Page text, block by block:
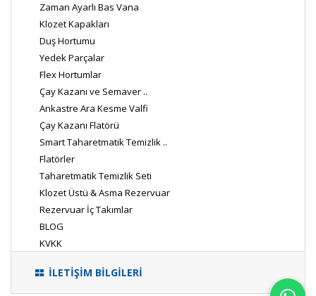
Zaman Ayarlı Bas Vana
Klozet Kapakları
Duş Hortumu
Yedek Parçalar
Flex Hortumlar
Çay Kazanı ve Semaver ..
Ankastre Ara Kesme Valfi
Çay Kazanı Flatörü
Smart Taharetmatik Temizlik ..
Flatörler
Taharetmatik Temizlik Seti
Klozet Üstü & Asma Rezervuar
Rezervuar İç Takımlar
BLOG
KVKK
İLETİŞİM BİLGİLERİ